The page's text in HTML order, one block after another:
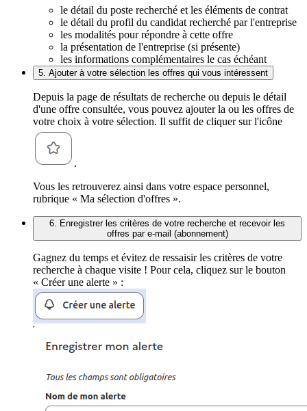
le détail du poste recherché et les éléments de contrat
le détail du profil du candidat recherché par l'entreprise
les modalités pour répondre à cette offre
la présentation de l'entreprise (si présente)
les informations complémentaires le cas échéant
5. Ajouter à votre sélection les offres qui vous intéressent
Depuis la page de résultats de recherche ou depuis le détail
d'une offre consultée, vous pouvez ajouter la ou les offres de
votre choix à votre sélection. Il suffit de cliquer sur l'icône
.
Vous les retrouverez ainsi dans votre espace personnel,
rubrique « Ma sélection d'offres ».
6. Enregistrer les critères de votre recherche et recevoir les
offres par e-mail (abonnement)
Gagnez du temps et évitez de ressaisir les critères de votre
recherche à chaque visite ! Pour cela, cliquez sur le bouton
« Créer une alerte » :